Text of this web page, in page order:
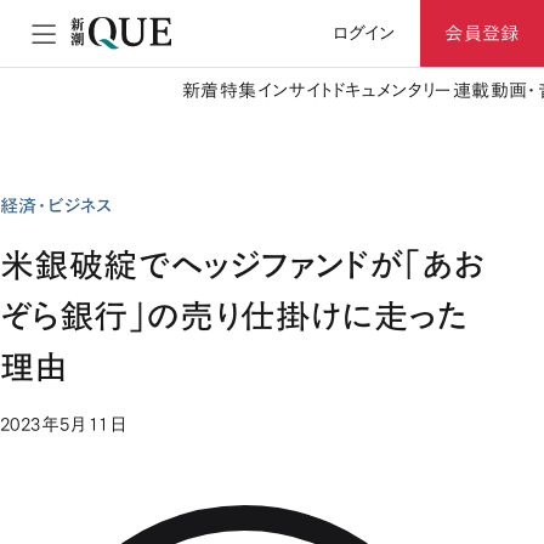
ログイン 会員登録
新着特集 インサイト ドキュメンタリー 連載動画
経済・ビジネス
米銀破綻でヘッジファンドが「あお
ぞら銀行」の売り仕掛けに走った
理由
2023年5月11日